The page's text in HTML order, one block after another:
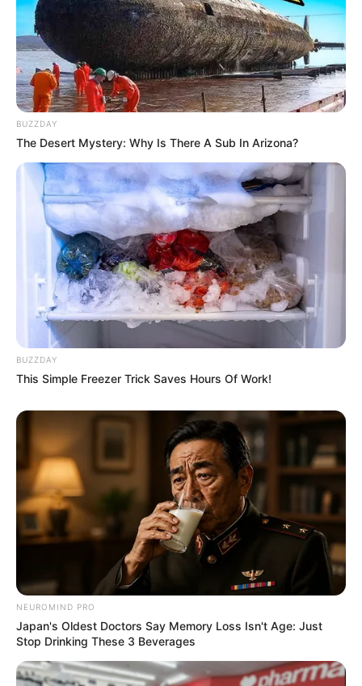
BUZZDAY
The Desert Mystery: Why Is There A Sub In Arizona?
BUZZDAY
This Simple Freezer Trick Saves Hours Of Work!
NEUROMIND PRO
Japan's Oldest Doctors Say Memory Loss Isn't Age: Just
Stop Drinking These 3 Beverages